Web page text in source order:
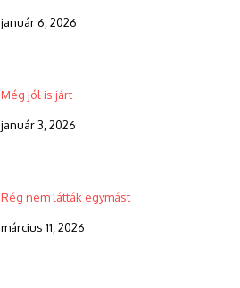
január 6, 2026
Még jól is járt
január 3, 2026
Rég nem látták egymást
március 11, 2026